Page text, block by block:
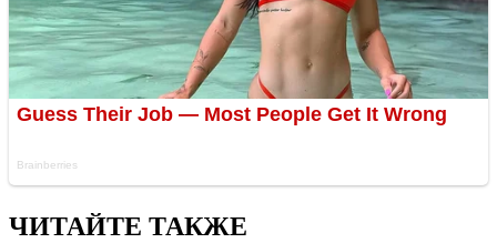
ЧИТАЙТЕ ТАКЖЕ